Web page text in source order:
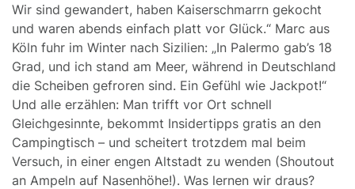
Wir sind gewandert, haben Kaiserschmarrn gekocht
und waren abends einfach platt vor Glück.“ Marc aus
Köln fuhr im Winter nach Sizilien: „In Palermo gab’s 18
Grad, und ich stand am Meer, während in Deutschland
die Scheiben gefroren sind. Ein Gefühl wie Jackpot!“
Und alle erzählen: Man trifft vor Ort schnell
Gleichgesinnte, bekommt Insidertipps gratis an den
Campingtisch – und scheitert trotzdem mal beim
Versuch, in einer engen Altstadt zu wenden (Shoutout
an Ampeln auf Nasenhöhe!). Was lernen wir draus?